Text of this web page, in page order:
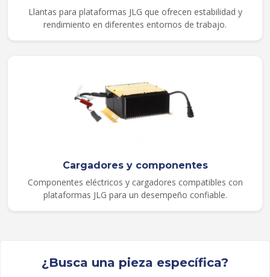
Llantas para plataformas JLG que ofrecen estabilidad y
rendimiento en diferentes entornos de trabajo.
Cargadores y componentes
Componentes eléctricos y cargadores compatibles con
plataformas JLG para un desempeño confiable.
¿Busca una pieza específica?